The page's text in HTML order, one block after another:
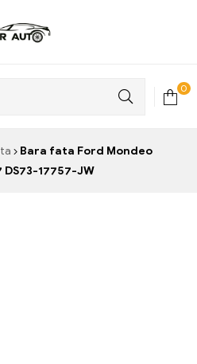
0
Bara fata Ford Mondeo
DS73-17757-JW